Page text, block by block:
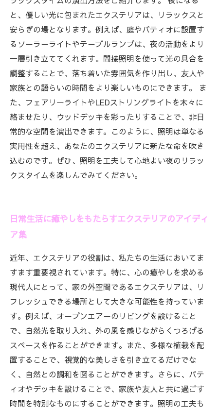
と、優しい光に包まれたエクステリアは、リラックスと
安らぎの場となります。例えば、庭やパティオに設置す
るソーラーライトやテーブルランプは、夜の活動をより
一層引き立ててくれます。間接照明を使って光の具合を
調整することで、落ち着いた雰囲気を作り出し、友人や
家族との語らいの時間をより楽しいものにできます。 ま
た、フェアリーライトやLEDストリングライトを木々に
絡ませたり、ウッドデッキを彩ったりすることで、非日
常的な空間を演出できます。このように、照明は単なる
実用性を超え、あなたのエクステリアに新たな命を吹き
込むのです。ぜひ、照明を工夫して心地よい夜のリラッ
クスタイムを楽しんでみてください。
日常生活に癒やしをもたらすエクステリアのアイディ
ア集
近年、エクステリアの役割は、私たちの生活においてま
すます重要視されています。特に、心の癒やしを求める
現代人にとって、家の外空間であるエクステリアは、リ
フレッシュできる場所として大きな可能性を持っていま
す。例えば、オープンエアーのリビングを設けること
で、自然光を取り入れ、外の風を感じながらくつろげる
スペースを作ることができます。また、多様な植栽を配
置することで、視覚的な美しさを引き立てるだけでな
く、自然との調和を図ることができます。さらに、パテ
ィオやデッキを設けることで、家族や友人と共に過ごす
時間を特別なものにすることができます。照明の工夫も